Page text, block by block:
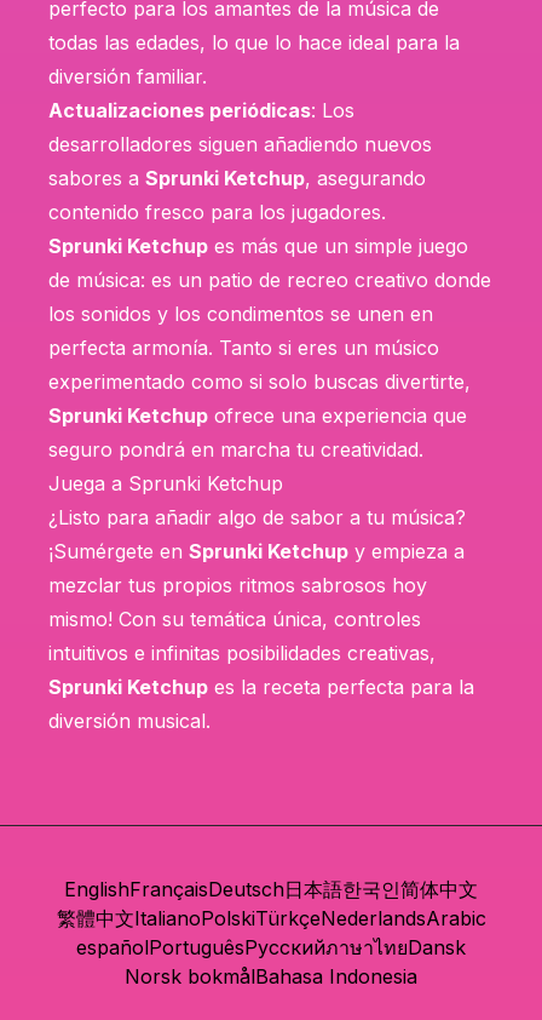
perfecto para los amantes de la música de
todas las edades, lo que lo hace ideal para la
diversión familiar.
Actualizaciones periódicas: Los
desarrolladores siguen añadiendo nuevos
sabores a Sprunki Ketchup, asegurando
contenido fresco para los jugadores.
Sprunki Ketchup es más que un simple juego
de música: es un patio de recreo creativo donde
los sonidos y los condimentos se unen en
perfecta armonía. Tanto si eres un músico
experimentado como si solo buscas divertirte,
Sprunki Ketchup ofrece una experiencia que
seguro pondrá en marcha tu creatividad.
Juega a Sprunki Ketchup
¿Listo para añadir algo de sabor a tu música?
¡Sumérgete en Sprunki Ketchup y empieza a
mezclar tus propios ritmos sabrosos hoy
mismo! Con su temática única, controles
intuitivos e infinitas posibilidades creativas,
Sprunki Ketchup es la receta perfecta para la
diversión musical.
EnglishFrançaisDeutsch日本語한국인简体中文
繁體中文ItalianoPolskiTürkçeNederlandsArabic
españolPortuguêsРусскийภาษาไทยDansk
Norsk bokmålBahasa Indonesia